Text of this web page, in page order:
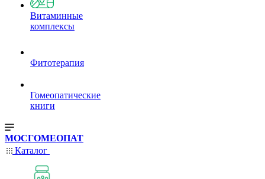
Витаминные
комплексы
Фитотерапия
Гомеопатические
книги
МОСГОМЕОПАТ
Каталог